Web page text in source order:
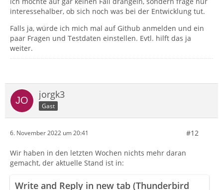
interessehalber, ob sich noch was bei der Entwicklung tut.
Falls ja, würde ich mich mal auf Github anmelden und ein
paar Fragen und Testdaten einstellen. Evtl. hilft das ja
weiter.
jorgk3
Gast
6. November 2022 um 20:41 #12
Wir haben in den letzten Wochen nichts mehr daran
gemacht, der aktuelle Stand ist in:
Write and Reply in new tab (Thunderbird